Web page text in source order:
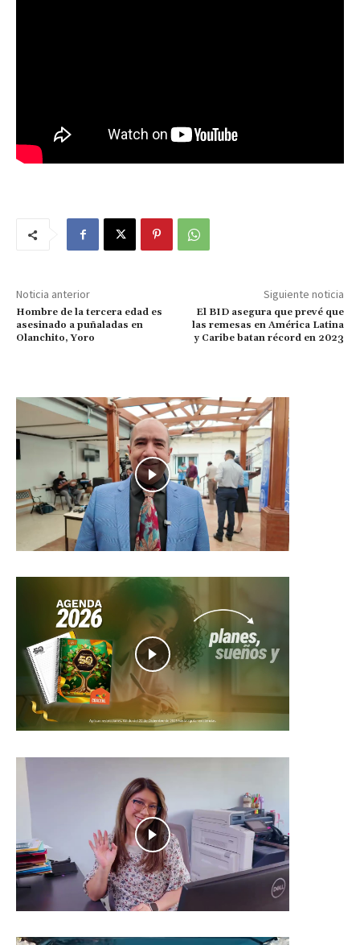
Noticia anterior
Hombre de la tercera edad es
asesinado a puñaladas en
Olanchito, Yoro
Siguiente noticia
El BID asegura que prevé que
las remesas en América Latina
y Caribe batan récord en 2023